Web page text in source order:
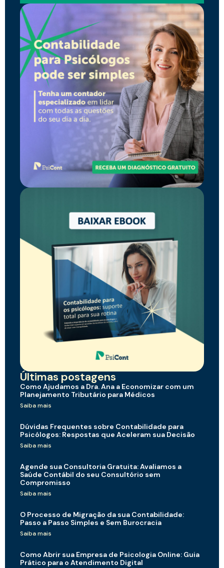
Últimas postagens
Como Ajudamos a Dra. Ana a Economizar com um
Planejamento Tributário para Médicos
Saiba mais
Dúvidas Frequentes sobre Contabilidade para
Psicólogos: Respostas que Aceleram sua Decisão
Saiba mais
Agende sua Consultoria Gratuita: Avaliamos a
Saúde Contábil do seu Consultório sem
Compromisso
Saiba mais
O Processo de Migração da sua Contabilidade:
Passo a Passo Simples e Sem Burocracia
Saiba mais
Como Abrir sua Empresa de Psicologia Online: Guia
Prático para o Atendimento Digital